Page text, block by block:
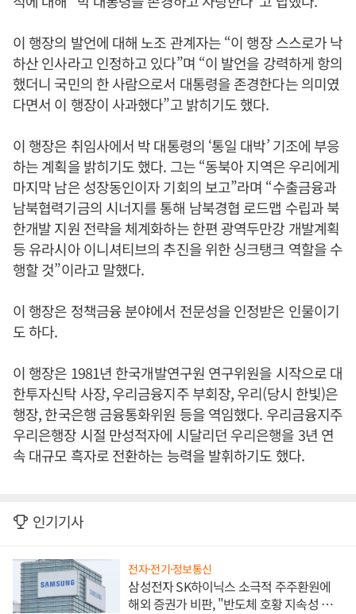
이 행장의 발언에 대해 노조 관계자는 “이 행장 스스로가 낙
하산 인사라고 인정하고 있다”며 “이 발언을 강력하게 항의
했더니 국민의 한 사람으로서 대통령을 존경한다는 의미였
다면서 이 행장이 사과했다”고 밝히기도 했다.
이 행장은 취임사에서 박 대통령의 ‘통일 대박’ 기조에 부응
하는 계획을 밝히기도 했다. 그는 “동북아 지역은 우리에게
마지막 남은 성장동인이자 기회의 보고”라며 “수출금융과
남북협력기금의 시너지를 통해 남북경협 로드맵 수립과 북
한개발 지원 전략을 체계화하는 한편 광역두만강 개발계획
등 유라시아 이니셔티브의 추진을 위한 싱크탱크 역할을 수
행할 것”이라고 말했다.
이 행장은 정책금융 분야에서 전문성을 인정받은 인물이기
도 하다.
이 행장은 1981년 한국개발연구원 연구위원을 시작으로 대
한투자신탁 사장, 우리금융지주 부회장, 우리(당시 한빛)은
행장, 한국은행 금융통화위원 등을 역임했다. 우리금융지주
우리은행장 시절 만성적자에 시달리던 우리은행을 3년 연
속 대규모 흑자로 전환하는 능력을 발휘하기도 했다.
인기기사
전자·전기·정보통신
삼성전자 SK하이닉스 소극적 주주환원에
해외 증권가 비판, "반도체 호황 지속성 의